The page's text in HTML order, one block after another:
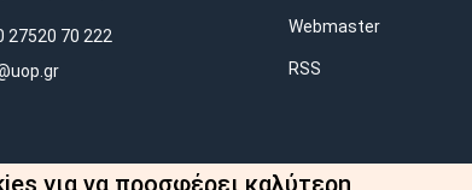
27520 70 222
Webmaster
RSS
για να προσφέρει καλύτερη